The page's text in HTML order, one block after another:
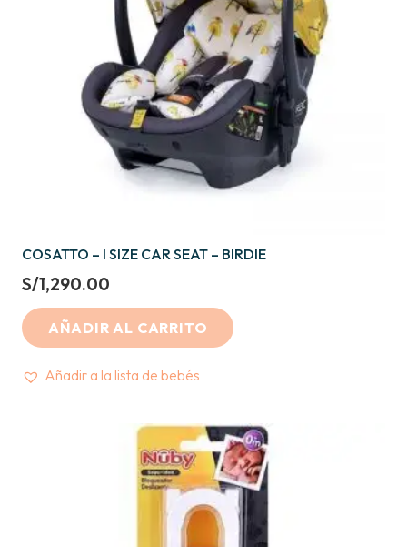
COSATTO – I SIZE CAR SEAT – BIRDIE
S/1,290.00
AÑADIR AL CARRITO
Añadir a la lista de bebés